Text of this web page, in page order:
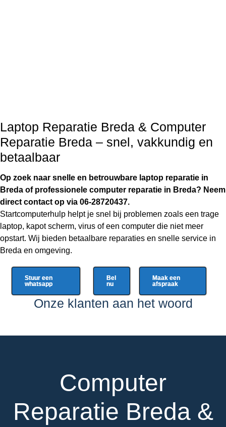
Laptop Reparatie Breda & Computer
Reparatie Breda – snel, vakkundig en
betaalbaar
Op zoek naar snelle en betrouwbare laptop reparatie in
Breda of professionele computer reparatie in Breda? Neem
direct contact op via 06-28720437.
Startcomputerhulp helpt je snel bij problemen zoals een trage
laptop, kapot scherm, virus of een computer die niet meer
opstart. Wij bieden betaalbare reparaties en snelle service in
Breda en omgeving.
Stuur een
whatsapp
Bel
nu
Maak een
afspraak
Onze klanten aan het woord
Computer
Reparatie Breda &